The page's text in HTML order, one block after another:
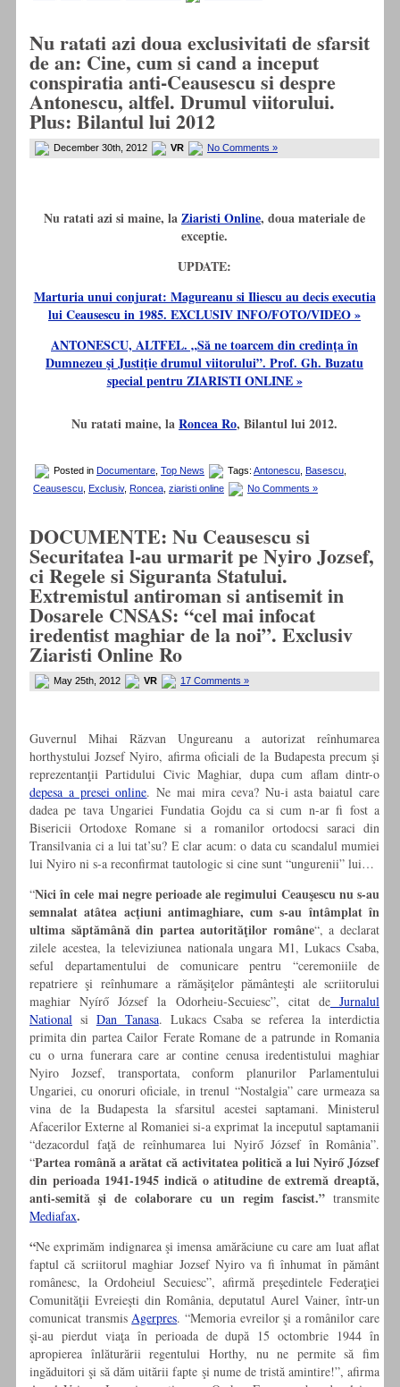
Nu ratati azi doua exclusivitati de sfarsit
de an: Cine, cum si cand a inceput
conspiratia anti-Ceausescu si despre
Antonescu, altfel. Drumul viitorului.
Plus: Bilantul lui 2012
December 30th, 2012 VR No Comments »
Nu ratati azi si maine, laZiaristi Online, doua materiale de
exceptie.
UPDATE:
Marturia unui conjurat: Magureanu si Iliescu au decis executia
lui Ceausescu in 1985. EXCLUSIV INFO/FOTO/VIDEO »
ANTONESCU, ALTFEL. „Să ne toarcem din credinţa în
Dumnezeu şi Justiţie drumul viitorului”. Prof. Gh. Buzatu
special pentru ZIARISTI ONLINE »
Nu ratati maine, laRoncea Ro, Bilantul lui 2012.
Posted in Documentare Top News Tags: Antonescu Basescu
Ceausescu Exclusiv, Roncea ziaristi online No Comments »
DOCUMENTE: Nu Ceausescu si
Securitatea l-au urmarit pe Nyiro Jozsef,
ci Regele si Siguranta Statului.
Extremistul antiroman si antisemit in
Dosarele CNSAS: “cel mai infocat
iredentist maghiar de la noi”. Exclusiv
Ziaristi Online Ro
May 25th, 2012 VR 17 Comments »
Guvernul Mihai Răzvan Ungureanu a autorizat reînhumarea
horthystului Jozsef Nyiro, afirma oficiali de la Budapesta precum şi
reprezentanţii Partidului Civic Maghiar, dupa cum aflam dintr-o
depesa a presei online. Ne mai mira ceva? Nu-i asta baiatul care
dadea pe tava Ungariei Fundatia Gojdu ca si cum n-ar fi fost a
Bisericii Ortodoxe Romane si a romanilor ortodocsi saraci din
Transilvania ci a lui tat’su? E clar acum: o data cu scandalul mumiei
lui Nyiro ni s-a reconfirmat tautologic si cine sunt “ungurenii” lui…
“Nici în cele mai negre perioade ale regimului Ceauşescu nu s-au
semnalat atâtea acţiuni antimaghiare, cum s-au întâmplat în
ultima săptămână din partea autorităţilor române“, a declarat
zilele acestea, la televiziunea nationala ungara M1, Lukacs Csaba,
seful departamentului de comunicare pentru “ceremoniile de
repatriere şi reînhumare a rămăşiţelor pământeşti ale scriitorului
maghiar Nyírő József la Odorheiu-Secuiesc”, citat deJurnalul
National si Dan Tanasa. Lukacs Csaba se referea la interdictia
primita din partea Cailor Ferate Romane de a patrunde in Romania
cu o urna funerara care ar contine cenusa iredentistului maghiar
Nyiro Jozsef, transportata, conform planurilor Parlamentului
Ungariei, cu onoruri oficiale, in trenul “Nostalgia” care urmeaza sa
vina de la Budapesta la sfarsitul acestei saptamani. Ministerul
Afacerilor Externe al Romaniei si-a exprimat la inceputul saptamanii
“dezacordul faţă de reînhumarea lui Nyirő József în România”.
“Partea română a arătat că activitatea politică a lui Nyirő József
din perioada 1941-1945 indică o atitudine de extremă dreaptă,
anti-semită şi de colaborare cu un regim fascist.” transmite
Mediafax.
“Ne exprimăm indignarea şi imensa amărăciune cu care am luat aflat
faptul că scriitorul maghiar Jozsef Nyiro va fi înhumat în pământ
românesc, la Ordoheiul Secuiesc”, afirmă preşedintele Federaţiei
Comunităţii Evreieşti din România, deputatul Aurel Vainer, într-un
comunicat transmisAgerpres. “Memoria evreilor şi a românilor care
şi-au pierdut viaţa în perioada de după 15 octombrie 1944 în
apropierea înlăturării regentului Horthy, nu ne permite să fim
ingăduitori şi să dăm uitării fapte şi nume de tristă amintire!”, afirma